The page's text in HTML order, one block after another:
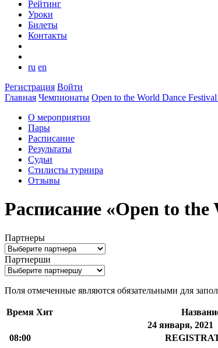
Рейтинг
Уроки
Билеты
Контакты
ru en
Регистрация Войти
Главная Чемпионаты Open to the World Dance
О мероприятии
Пары
Расписание
Результаты
Судьи
Стилисты турнира
Отзывы
Расписание «Open to
Партнеры
Партнерши
Поля отмеченные являются обязательными для
Время Хит
24 января, 2021
08:00